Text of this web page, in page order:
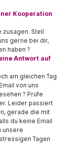
Kooperation
zusagen. Stell
gerne bei dir,
haben ?
Antwort auf
am gleichen Tag
von uns
? Prüfe
Leider passiert
gerade die mit
du keine Email
unsere
Tagen